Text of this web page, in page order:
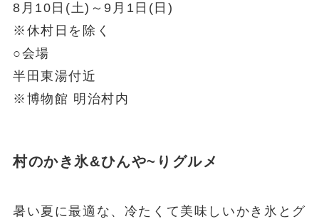
8月10日(土)～9月1日(日)
※休村日を除く
○会場
半田東湯付近
※博物館 明治村内
村のかき氷&ひんや~りグルメ
暑い夏に最適な、冷たくて美味しいかき氷とグ